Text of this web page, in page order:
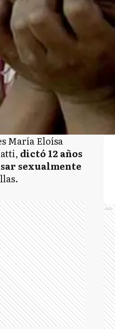
María Eloísa
dictó 12 años
sexualmente
Ads